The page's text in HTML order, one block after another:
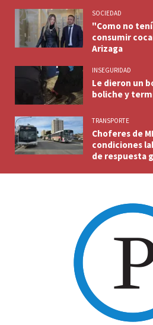
SOCIEDAD
"Como no
consumir
Arizaga
INSEGURIDAD
Le dieron un
boliche y
TRANSPORTE
Choferes de
condiciones
de respuesta